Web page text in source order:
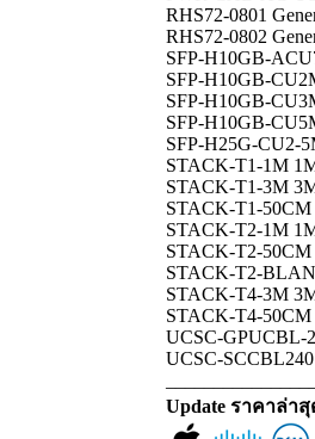
RHS72-0801
RHS72-0802
SFP-H10GB-
SFP-H10GB-
SFP-H10GB-
SFP-H10GB-
SFP-H25G-CU2-
STACK-T1-1M
STACK-T1-3M
STACK-T1-50CM
STACK-T2-1M
STACK-T2-50CM
STACK-T2-
STACK-T4-3M
STACK-T4-50CM
UCSC-GPUCBL-
UCSC-SCCBL240
Update ราคาล่า